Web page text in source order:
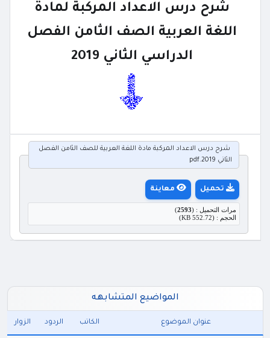
شرح درس الاعداد المركبة لمادة
اللغة العربية الصف الثامن الفصل
الدراسي الثاني 2019
شرح درس الاعداد المركبة مادة اللغة العربية للصف الثامن الفصل
الثاني 2019.pdf
تحميل معاينة
مرات التحميل : (2593
)
الحجم : (552.72 KB)
المواضيع المتشابهه
عنوان الموضوع الكاتب الردود الزوار